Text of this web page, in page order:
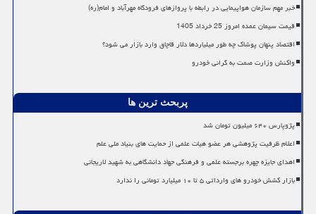
خبر مهم سازمان هواپیمایی در رابطه با پروازهای فرودگاه مهرآباد و امام(ره)
قیمت سیمان عمده امروز 25 خرداد 1405
اقتصاد پنهان پوشاک چه طور میلیاردها دلار قاچاق وارد بازار می شود؟
واکنش وزارت صمت به گرانی خودرو
پربحث ترین ها
پژوپارس ۶۴۰ میلیون تومان شد
اعلام ظرفیت پژوهشی هر عضو هیات علمی از حمایت های بنیاد ملی علم
اهدای جایزه چهره برجسته علمی و فرهنگی جهاد دانشگاهی به شهید لاریجانی
بازار کشش خودرو های وارداتی ۵ تا ۱۰ میلیارد تومانی را ندارد